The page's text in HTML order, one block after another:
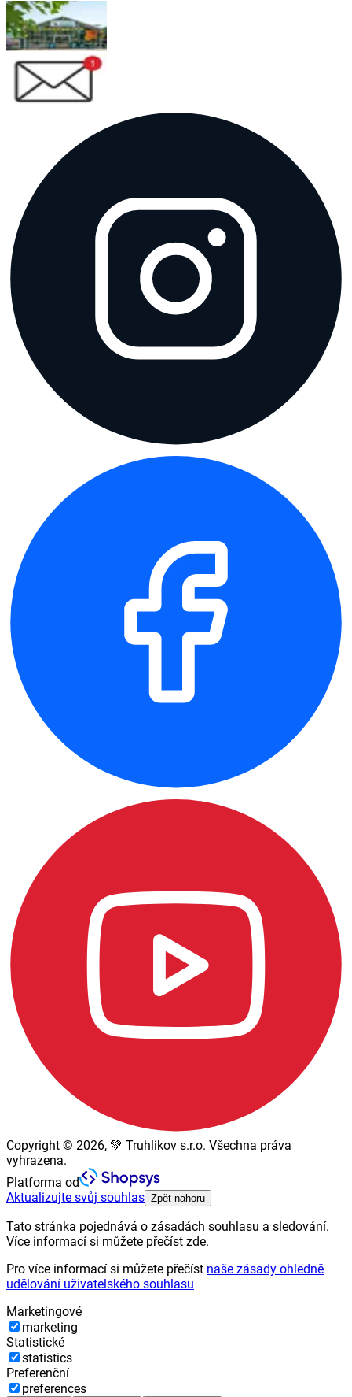
Copyright © 2026, 💚 Truhlikov s.r.o. Všechna práva
vyhrazena.
Platforma od
Aktualizujte svůj souhlas Zpět nahoru
Tato stránka pojednává o zásadách souhlasu a sledování.
Více informací si můžete přečíst zde.
Pro více informací si můžete přečíst naše zásady ohledně
udělování uživatelského souhlasu
Marketingové
marketing
Statistické
statistics
Preferenční
preferences